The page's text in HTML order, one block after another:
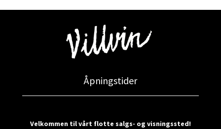
Åpningstider
Velkommen til vårt flotte salgs- og visningssted!